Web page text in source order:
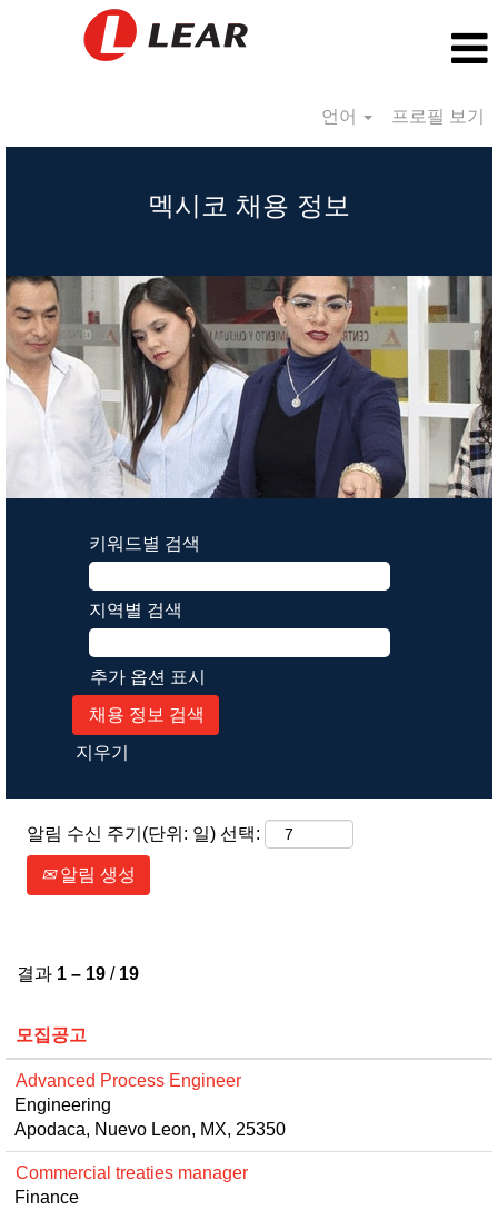
언어 프로필 보기
멕시코 채용 정보
키워드별 검색
지역별 검색
추가 옵션 표시
지우기
알림 수신 주기(단위: 일) 선택:
알림 생성
결과 1 – 19 / 19
모집공고
Advanced Process Engineer
Engineering
Apodaca, Nuevo Leon, MX, 25350
Commercial treaties manager
Finance